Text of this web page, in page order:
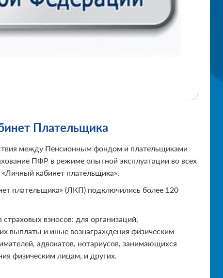
Плательщика
между Пенсионным фондом и плательщиками
ПФР в режиме опытной эксплуатации во всех
кабинет плательщика».
плательщика» (ЛКП) подключились более 120
взносов: для организаций,
выплаты и иные вознаграждения физическим
, адвокатов, нотариусов, занимающихся
физическим лицам, и других.